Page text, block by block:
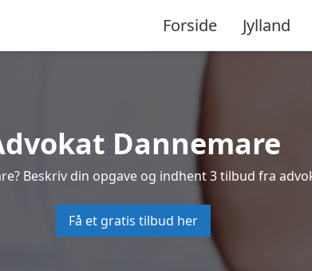
Forside Jylland
Dannemare
Beskriv din opgave og indhent 3 tilbud fra
Få et gratis tilbud her